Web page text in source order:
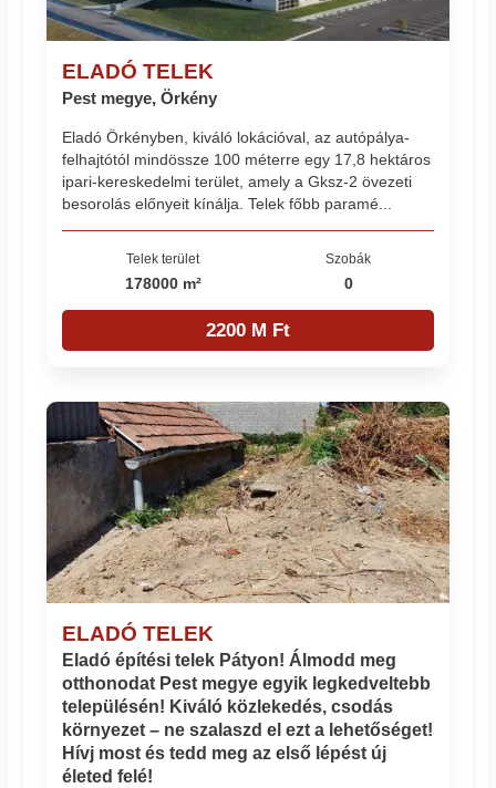
ELADÓ TELEK
Pest megye, Örkény
Eladó Örkényben, kiváló lokációval, az autópálya-
felhajtótól mindössze 100 méterre egy 17,8 hektáros
ipari-kereskedelmi terület, amely a Gksz-2 övezeti
besorolás előnyeit kínálja. Telek főbb paramé...
Telek terület
178000 m²
Szobák
0
2200 M Ft
ELADÓ TELEK
Eladó építési telek Pátyon! Álmodd meg
otthonodat Pest megye egyik legkedveltebb
településén! Kiváló közlekedés, csodás
környezet – ne szalaszd el ezt a lehetőséget!
Hívj most és tedd meg az első lépést új
életed felé!